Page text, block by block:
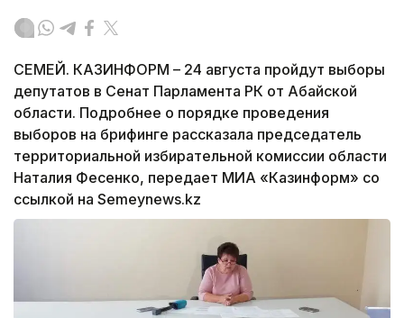
СЕМЕЙ. КАЗИНФОРМ – 24 августа пройдут выборы
депутатов в Сенат Парламента РК от Абайской
области. Подробнее о порядке проведения
выборов на брифинге рассказала председатель
территориальной избирательной комиссии области
Наталия Фесенко, передает МИА «Казинформ» со
ссылкой на Semeynews.kz